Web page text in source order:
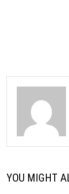
YOU MIGHT